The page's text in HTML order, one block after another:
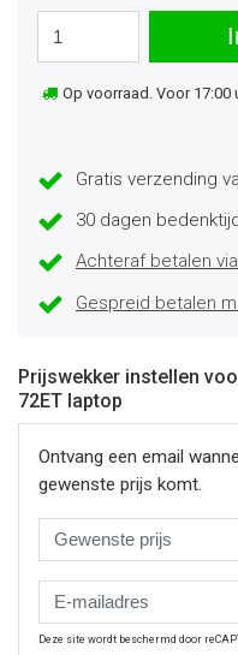
Op voorraad. Voor
Gratis verzending
30 dagen
Achteraf betalen
Gespreid betalen
Prijswekker instellen
72ET laptop
Ontvang een email
gewenste prijs komt.
Deze site wordt beschermd door